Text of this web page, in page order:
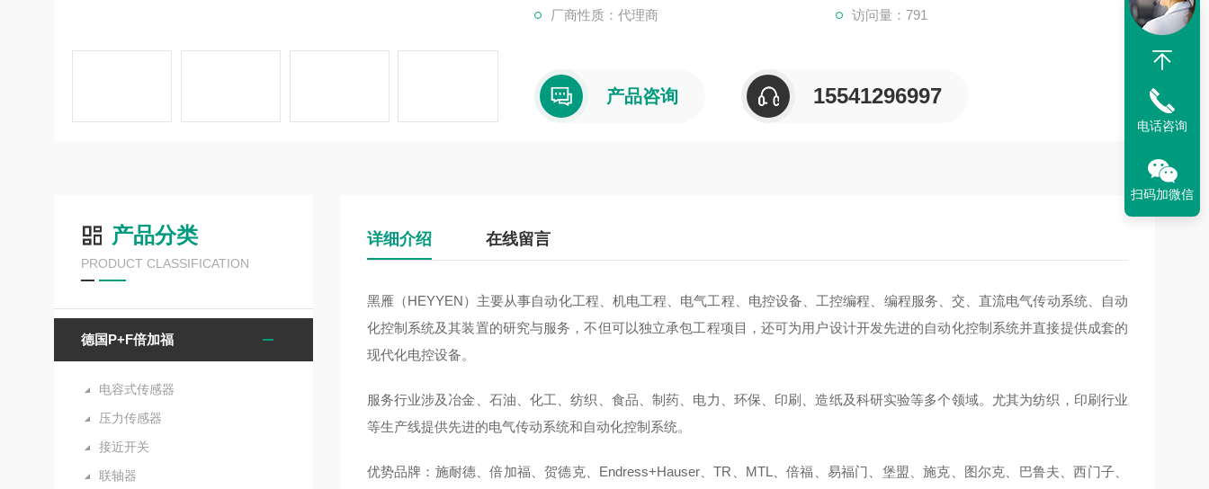
厂商性质：代理商 访问量：791
产品咨询 15541296997
产品分类
PRODUCT CLASSIFICATION
德国P+F倍加福
电容式传感器
压力传感器
接近开关
联轴器
详细介绍 在线留言
黑雁（HEYYEN）主要从事自动化工程、机电工程、电气工程、电控设备、工控编程、编程服务、交、直流电气传动系统、自动
化控制系统及其装置的研究与服务，不但可以独立承包工程项目，还可为用户设计开发先进的自动化控制系统并直接提供成套的
现代化电控设备。
服务行业涉及冶金、石油、化工、纺织、食品、制药、电力、环保、印刷、造纸及科研实验等多个领域。尤其为纺织，印刷行业
等生产线提供先进的电气传动系统和自动化控制系统。
优势品牌：施耐德、倍加福、贺德克、Endress+Hauser、TR、MTL、倍福、易福门、堡盟、施克、图尔克、巴鲁夫、西门子、
电话咨询
扫码加微信